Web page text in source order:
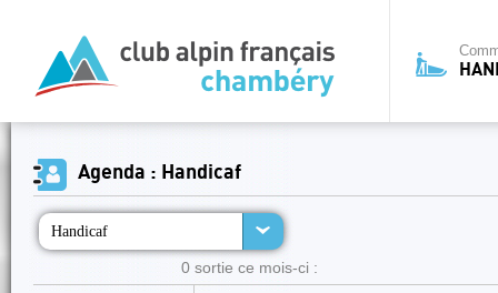
Agenda : Handicaf
Handicaf
0 sortie ce mois-ci :